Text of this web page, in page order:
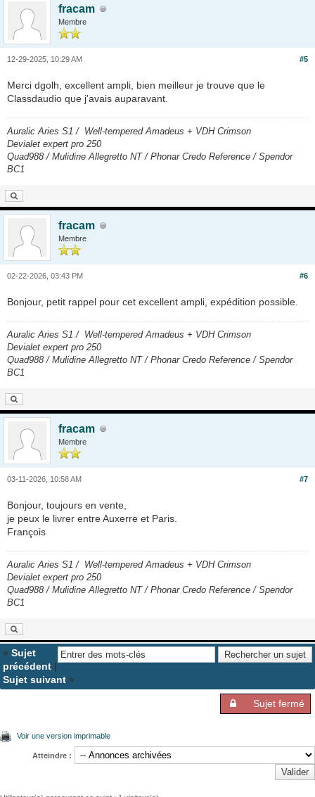
fracam
Membre
#5
12-29-2025, 10:29 AM
Merci dgolh, excellent ampli, bien meilleur je trouve que le
Classdaudio que j'avais auparavant.
Auralic Aries S1 / Well-tempered Amadeus + VDH Crimson
Devialet expert pro 250
Quad988 / Mulidine Allegretto NT / Phonar Credo Reference / Spendor
BC1
fracam
Membre
#6
02-22-2026, 03:43 PM
Bonjour, petit rappel pour cet excellent ampli, expédition possible.
Auralic Aries S1 / Well-tempered Amadeus + VDH Crimson
Devialet expert pro 250
Quad988 / Mulidine Allegretto NT / Phonar Credo Reference / Spendor
BC1
fracam
Membre
#7
03-11-2026, 10:58 AM
Bonjour, toujours en vente,
je peux le livrer entre Auxerre et Paris.
François
Auralic Aries S1 / Well-tempered Amadeus + VDH Crimson
Devialet expert pro 250
Quad988 / Mulidine Allegretto NT / Phonar Credo Reference / Spendor
BC1
« Sujet
précédent |
Sujet suivant »
Sujet fermé
Voir une version imprimable
Atteindre :